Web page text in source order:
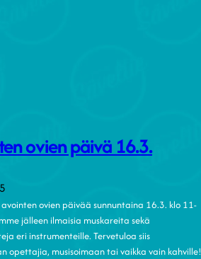
ovien päivä 16.3.
ovien päivää sunnuntaina 16.3. klo 11-
jälleen ilmaisia muskareita sekä
eri instrumenteille. Tervetuloa siis
opettajia, musisoimaan tai vaikka vain kahville!